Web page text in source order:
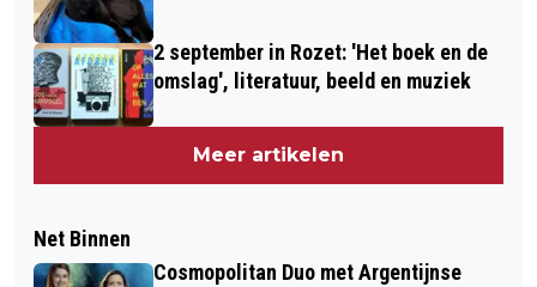
2 september in Rozet: 'Het boek en de
omslag', literatuur, beeld en muziek
Meer artikelen
Net Binnen
Cosmopolitan Duo met Argentijnse